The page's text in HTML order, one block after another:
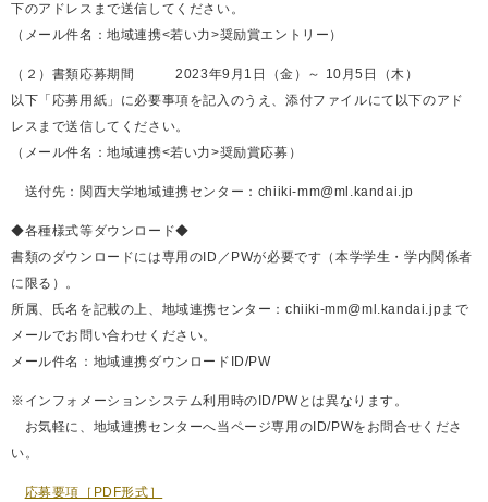
下のアドレスまで送信してください。
（メール件名：地域連携<若い力>奨励賞エントリー）
（２）書類応募期間 2023年9月1日（金）～ 10月5日（木）
以下「応募用紙」に必要事項を記入のうえ、添付ファイルにて以下のアド
レスまで送信してください。
（メール件名：地域連携<若い力>奨励賞応募）
送付先：関西大学地域連携センター：chiiki-mm@ml.kandai.jp
◆各種様式等ダウンロード◆
書類のダウンロードには専用のID／PWが必要です（本学学生・学内関係者
に限る）。
所属、氏名を記載の上、地域連携センター：chiiki-mm@ml.kandai.jpまで
メールでお問い合わせください。
メール件名：地域連携ダウンロードID/PW
※インフォメーションシステム利用時のID/PWとは異なります。
お気軽に、地域連携センターへ当ページ専用のID/PWをお問合せくださ
い。
応募要項［PDF形式］